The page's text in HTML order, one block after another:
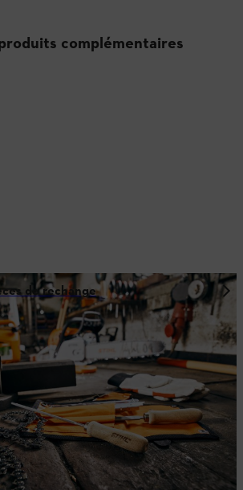
complémentaires
de rechange